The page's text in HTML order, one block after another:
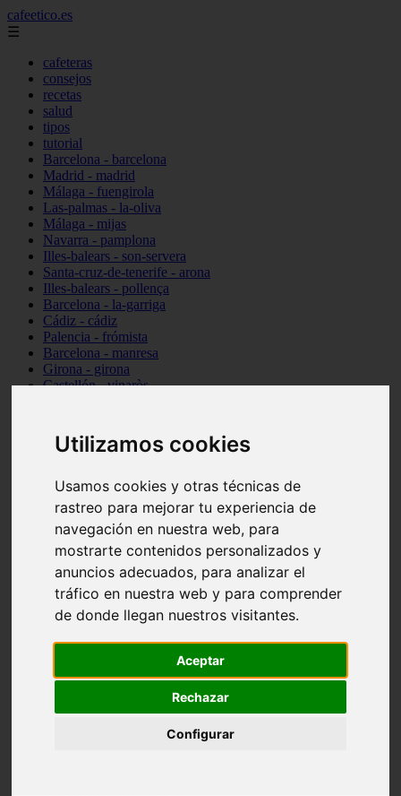
Utilizamos cookies
Usamos cookies y otras técnicas de
rastreo para mejorar tu experiencia de
navegación en nuestra web, para
mostrarte contenidos personalizados y
anuncios adecuados, para analizar el
tráfico en nuestra web y para comprender
de donde llegan nuestros visitantes.
Aceptar
Rechazar
Configurar
cafeetico.es
☰
cafeteras
consejos
recetas
salud
tipos
tutorial
Barcelona - barcelona
Madrid - madrid
Málaga - fuengirola
Las-palmas - la-oliva
Málaga - mijas
Navarra - pamplona
Illes-balears - son-servera
Santa-cruz-de-tenerife - arona
Illes-balears - pollença
Barcelona - la-garriga
Cádiz - cádiz
Palencia - frómista
Barcelona - manresa
Girona - girona
Castellón - vinaròs
Málaga - nerja
Girona - blanes
Málaga - marbella
Asturias - gijón
Girona - figueres
Alicante - santa-pola
Almería - roquetas-de-mar
Girona - tossa-de-mar
Barcelona - sant-cugat-del-vallès
Alicante - l39alfàs-del-pi
Barcelona - vilanova-i-la-geltrú
Castellón - peñíscola
Illes-balears - sant-josep-de-sa-talaia